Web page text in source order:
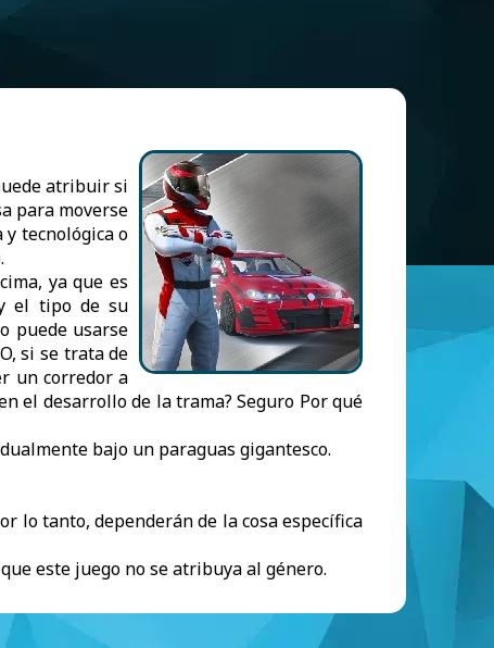
atribuir si
para moverse
tecnológica o
ya que es
el tipo de su
puede usarse
si se trata de
un corredor a
el desarrollo de la trama? Seguro Por qué
bajo un paraguas gigantesco.
lo tanto, dependerán de la cosa específica
este juego no se atribuya al género.